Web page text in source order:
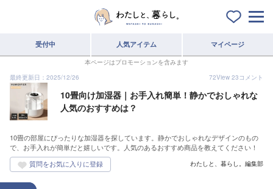
受付中 人気アイテム マイページ
本ページはプロモーションを含みます
最終更新日：2025/12/26
72View 23コメント
10畳向け加湿器｜お手入れ簡単！静かでおしゃれな
人気のおすすめは？
10畳の部屋にぴったりな加湿器を探しています。静かでおしゃれなデザインのもの
で、お手入れが簡単だと嬉しいです。人気のあるおすすめ商品を教えてください！
わたしと、暮らし。編集部